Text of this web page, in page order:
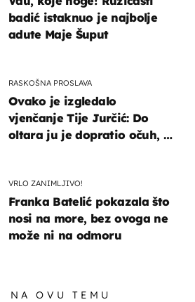
badić istaknuo je najbolje
adute Maje Šuput
RASKOŠNA PROSLAVA
Ovako je izgledalo
vjenčanje Tije Jurčić: Do
oltara ju je dopratio očuh, a
VRLO ZANIMLJIVO!
Franka Batelić pokazala što
nosi na more, bez ovoga ne
može ni na odmoru
NA OVU TEMU